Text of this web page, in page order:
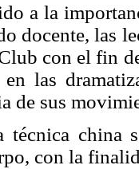
a la
docente, las
con el fin
las
de sus
técnica china
con la